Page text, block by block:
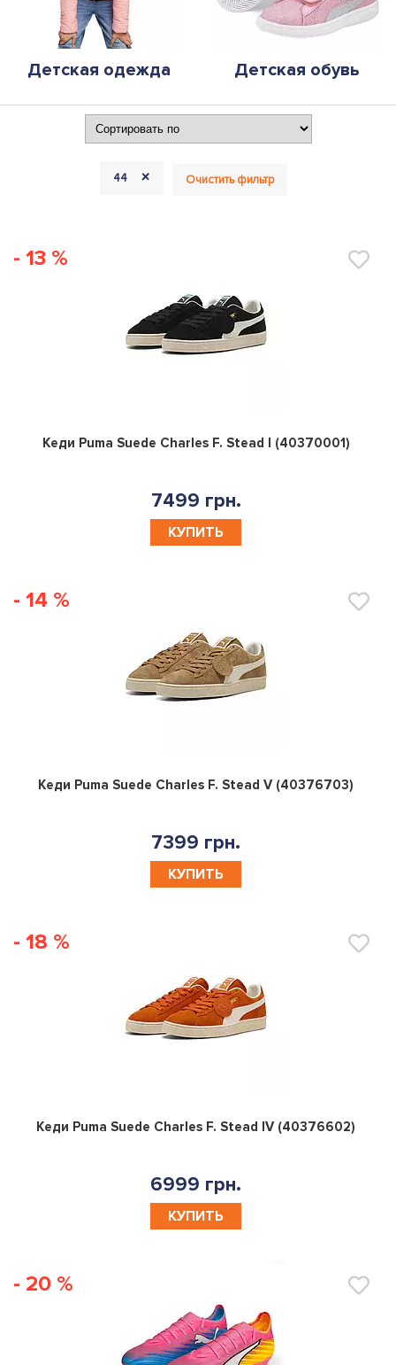
Детская одежда Детская обувь
44 + Очистить фильтр
- 13 %
0
Кеди Puma Suede Charles F. Stead I (40370001)
7499 грн.
КУПИТЬ
- 14 %
0
Кеди Puma Suede Charles F. Stead V (40376703)
7399 грн.
КУПИТЬ
- 18 %
0
Кеди Puma Suede Charles F. Stead IV (40376602)
6999 грн.
КУПИТЬ
- 20 %